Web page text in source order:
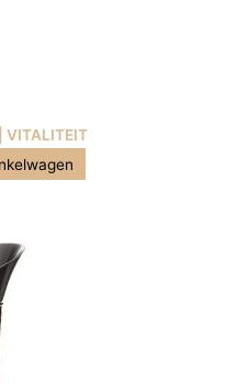
VITALITEIT